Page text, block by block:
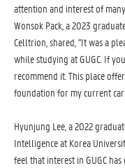
attention and interest of
Wonsok Pack, a 2023
Celltrion, shared, "It was a
while studying at GUGC. If
recommend it. This place
foundation for my current
Hyunjung Lee, a 2022
Intelligence at Korea
feel that interest in GUGC